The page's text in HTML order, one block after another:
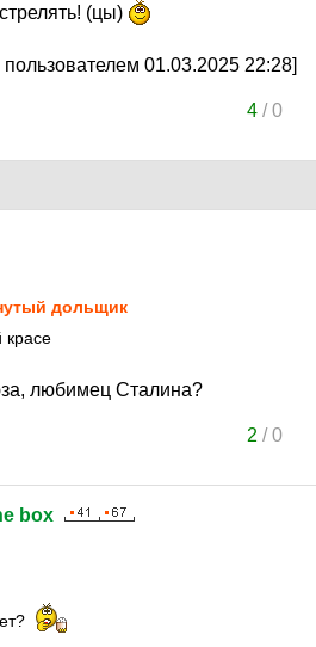
(цы)
01.03.2025 22:28]
4/0
дольщик
красе
любимец Сталина?
2 /0
box